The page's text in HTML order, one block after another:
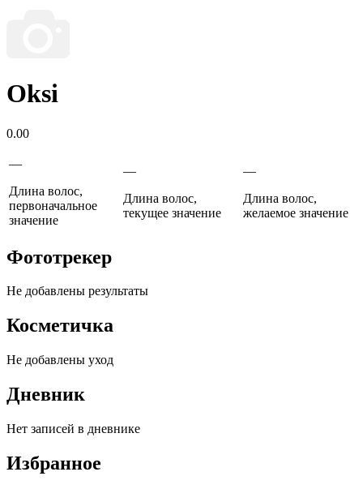
Oksi
0.00
—
Длина волос,
первоначальное
значение
—
Длина волос,
текущее значение
—
Длина волос,
желаемое значение
Фототрекер
Не добавлены результаты
Косметичка
Не добавлены уход
Дневник
Нет записей в дневнике
Избранное